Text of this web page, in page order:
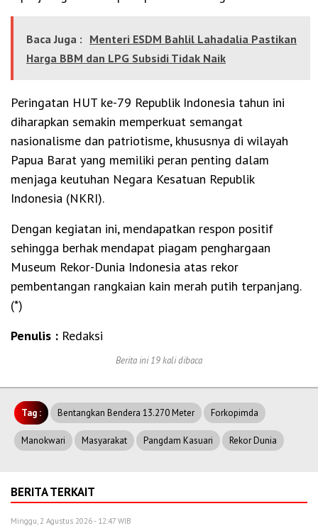
Baca Juga : Menteri ESDM Bahlil Lahadalia Pastikan
Harga BBM dan LPG Subsidi Tidak Naik
Peringatan HUT ke-79 Republik Indonesia tahun ini
diharapkan semakin memperkuat semangat
nasionalisme dan patriotisme, khususnya di wilayah
Papua Barat yang memiliki peran penting dalam
menjaga keutuhan Negara Kesatuan Republik
Indonesia (NKRI).
Dengan kegiatan ini, mendapatkan respon positif
sehingga berhak mendapat piagam penghargaan
Museum Rekor-Dunia Indonesia atas rekor
pembentangan rangkaian kain merah putih terpanjang.
(*)
Penulis : Redaksi
Berita ini 19 kali dibaca
Tag : Bentangkan Bendera 13.270 Meter Forkopimda
Manokwari Masyarakat Pangdam Kasuari Rekor Dunia
BERITA TERKAIT
Minggu, 2 Agustus 2026 - 12:47 WIB